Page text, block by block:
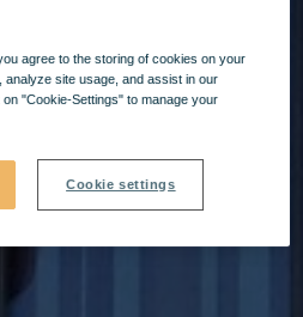
agree to the storing of cookies on your
analyze site usage, and assist in our
"Cookie-Settings" to manage your
Cookie settings